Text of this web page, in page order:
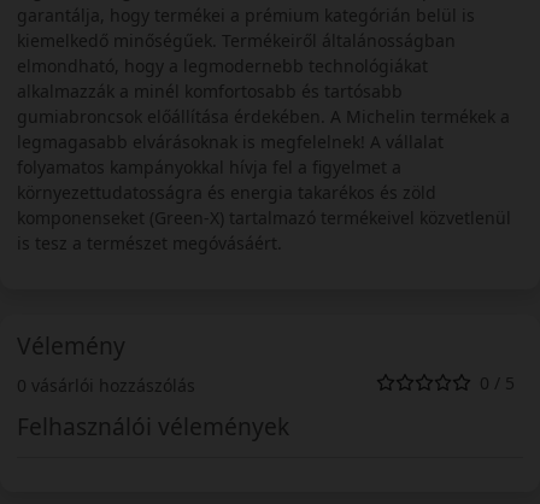
garantálja, hogy termékei a prémium kategórián belül is
kiemelkedő minőségűek. Termékeiről általánosságban
elmondható, hogy a legmodernebb technológiákat
alkalmazzák a minél komfortosabb és tartósabb
gumiabroncsok előállítása érdekében. A Michelin termékek a
legmagasabb elvárásoknak is megfelelnek! A vállalat
folyamatos kampányokkal hívja fel a figyelmet a
környezettudatosságra és energia takarékos és zöld
komponenseket (Green-X) tartalmazó termékeivel közvetlenül
is tesz a természet megóvásáért.
Vélemény
0 vásárlói hozzászólás 0 / 5
Felhasználói vélemények